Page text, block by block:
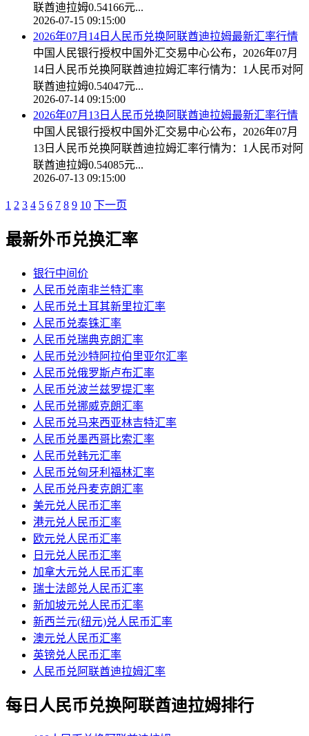
联酋迪拉姆0.54166元...
2026-07-15 09:15:00
2026年07月14日人民币兑换阿联酋迪拉姆最新汇率行情
中国人民银行授权中国外汇交易中心公布，2026年07月
14日人民币兑换阿联酋迪拉姆汇率行情为：1人民币对阿
联酋迪拉姆0.54047元...
2026-07-14 09:15:00
2026年07月13日人民币兑换阿联酋迪拉姆最新汇率行情
中国人民银行授权中国外汇交易中心公布，2026年07月
13日人民币兑换阿联酋迪拉姆汇率行情为：1人民币对阿
联酋迪拉姆0.54085元...
2026-07-13 09:15:00
1 2 3 4 5 6 7 8 9 10 下一页
最新外币兑换汇率
银行中间价
人民币兑南非兰特汇率
人民币兑土耳其新里拉汇率
人民币兑泰铢汇率
人民币兑瑞典克朗汇率
人民币兑沙特阿拉伯里亚尔汇率
人民币兑俄罗斯卢布汇率
人民币兑波兰兹罗提汇率
人民币兑挪威克朗汇率
人民币兑马来西亚林吉特汇率
人民币兑墨西哥比索汇率
人民币兑韩元汇率
人民币兑匈牙利福林汇率
人民币兑丹麦克朗汇率
美元兑人民币汇率
港元兑人民币汇率
欧元兑人民币汇率
日元兑人民币汇率
加拿大元兑人民币汇率
瑞士法郎兑人民币汇率
新加坡元兑人民币汇率
新西兰元(纽元)兑人民币汇率
澳元兑人民币汇率
英镑兑人民币汇率
人民币兑阿联酋迪拉姆汇率
每日人民币兑换阿联酋迪拉姆排行